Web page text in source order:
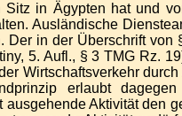
in Ägypten hat und
Ausländische
in der Überschrift von
5. Aufl., § 3 TMG Rz.
Wirtschaftsverkehr
erlaubt
Aktivität den